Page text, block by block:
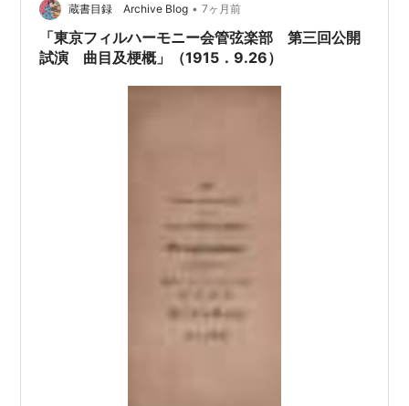
蔵書目録 Archive Blog • 7ヶ月前
「東京フィルハーモニー会管弦楽部 第三回公開
試演 曲目及梗概」（1915．9.26）